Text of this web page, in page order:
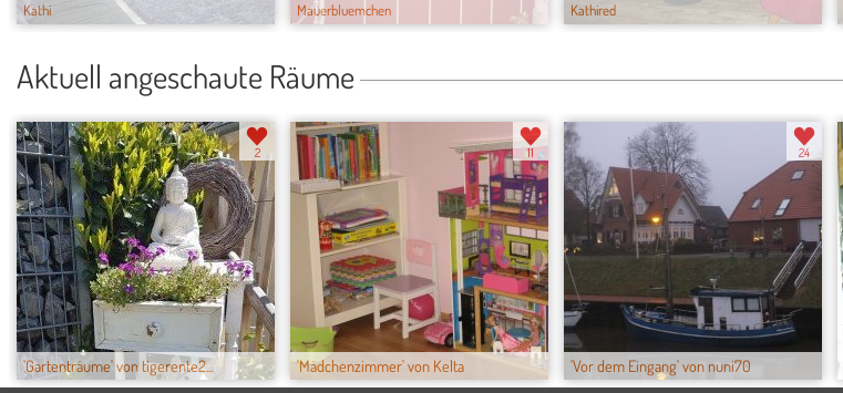
Kathi Mauerbluemchen Kathired
Aktuell angeschaute Räume
'Gartenträume' von tigerente2...
2
'Mädchenzimmer' von Kelta
11
'Vor dem Eingang' von nuni70
24